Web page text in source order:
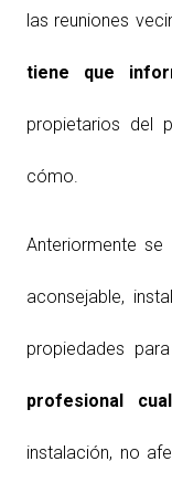
las reuniones
tiene que
propietarios del
cómo.
Anteriormente
aconsejable,
propiedades
profesional
instalación, no